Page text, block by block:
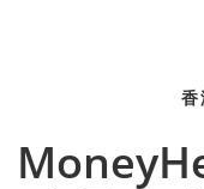
香